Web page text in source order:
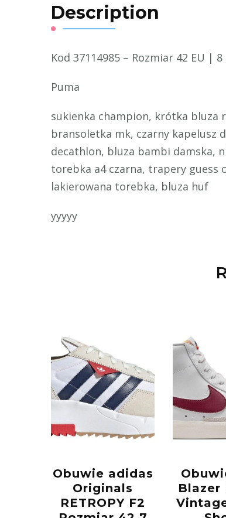
Description
Kod 37114985 – Rozmiar 42 EU |
Puma
sukienka champion, krótka bluza
bransoletka mk, czarny kapelusz
decathlon, bluza bambi damska,
torebka a4 czarna, trapery guess
lakierowana torebka, bluza huf
yyyyy
Obuwie adidas
Originals
RETROPY F2
Blazer